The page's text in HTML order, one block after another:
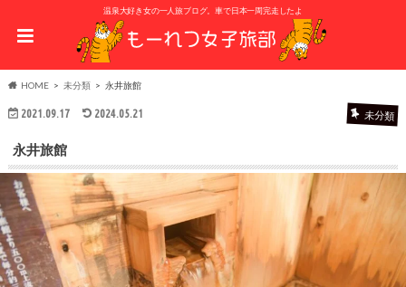
温泉大好き女の一人旅ブログ。車で日本一周完走したよ
HOME 未分類 永井旅館
2021.09.17 2024.05.21 未分類
永井旅館